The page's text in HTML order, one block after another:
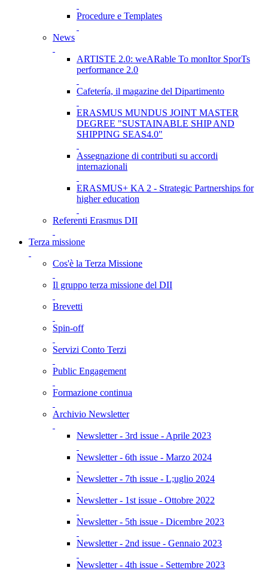
Procedure e Templates
News
ARTISTE 2.0: weARable To monItor SporTs
performance 2.0
Cafetería, il magazine del Dipartimento
ERASMUS MUNDUS JOINT MASTER
DEGREE "SUSTAINABLE SHIP AND
SHIPPING SEAS4.0"
Assegnazione di contributi su accordi
internazionali
ERASMUS+ KA 2 - Strategic Partnerships for
higher education
Referenti Erasmus DII
Terza missione
Cos'è la Terza Missione
Il gruppo terza missione del DII
Brevetti
Spin-off
Servizi Conto Terzi
Public Engagement
Formazione continua
Archivio Newsletter
Newsletter - 3rd issue - Aprile 2023
Newsletter - 6th issue - Marzo 2024
Newsletter - 7th issue - L;uglio 2024
Newsletter - 1st issue - Ottobre 2022
Newsletter - 5th issue - Dicembre 2023
Newsletter - 2nd issue - Gennaio 2023
Newsletter - 4th issue - Settembre 2023